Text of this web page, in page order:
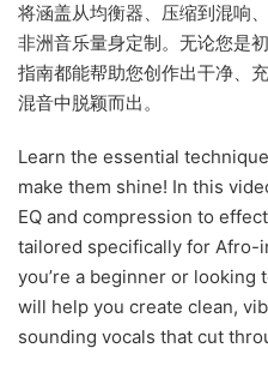
将涵盖从均衡器、压缩到混响
非洲音乐量身定制。无论您是
指南都能帮助您创作出干净、
混音中脱颖而出。
Learn the essential
make them shine! In this
EQ and compression to
tailored specifically for Afro-
you’re a beginner or
will help you create clean,
sounding vocals that cut